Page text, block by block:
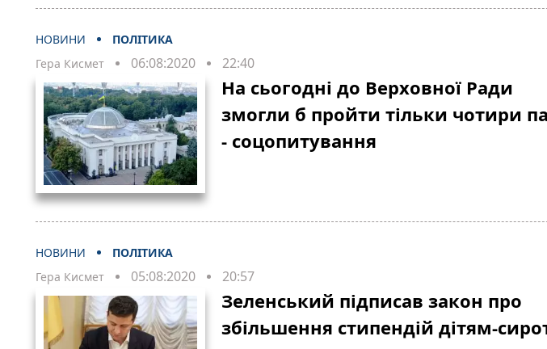
НОВИНИ
ПОЛІТИКА
Гера Кисмет
06:08:2020 22:40
На сьогодні до Верховної Ради
змогли б пройти тільки чотири
- соцопитування
НОВИНИ
ПОЛІТИКА
Гера Кисмет
05:08:2020 20:57
Зеленський підписав закон про
збільшення стипендій дітям-